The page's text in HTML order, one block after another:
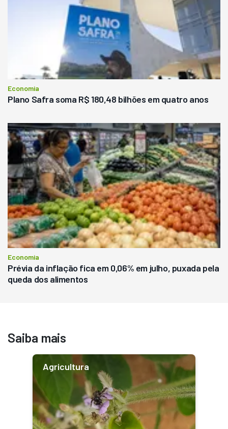
Economia
Plano Safra soma R$ 180,48 bilhões em quatro anos
Economia
Prévia da inflação fica em 0,06% em julho, puxada pela
queda dos alimentos
Saiba mais
Agricultura